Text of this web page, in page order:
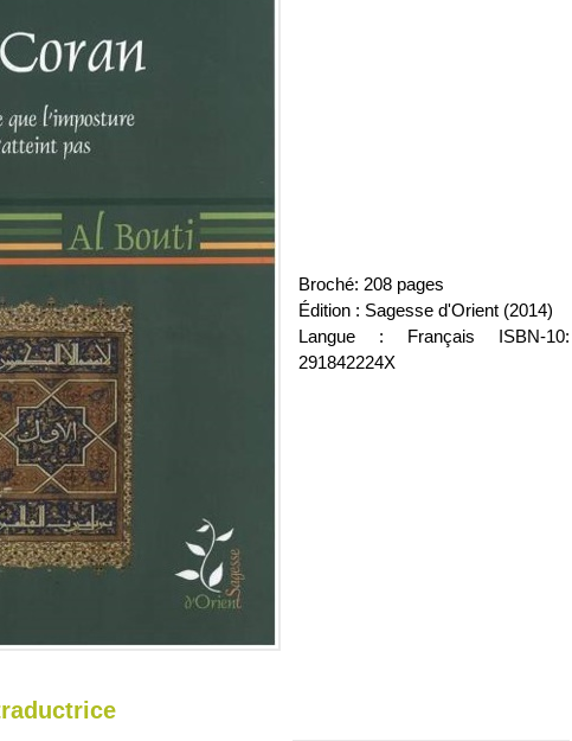
Broché: 208 pages
Édition : Sagesse d'Orient (2014)
Langue : Français ISBN-10:
291842224X